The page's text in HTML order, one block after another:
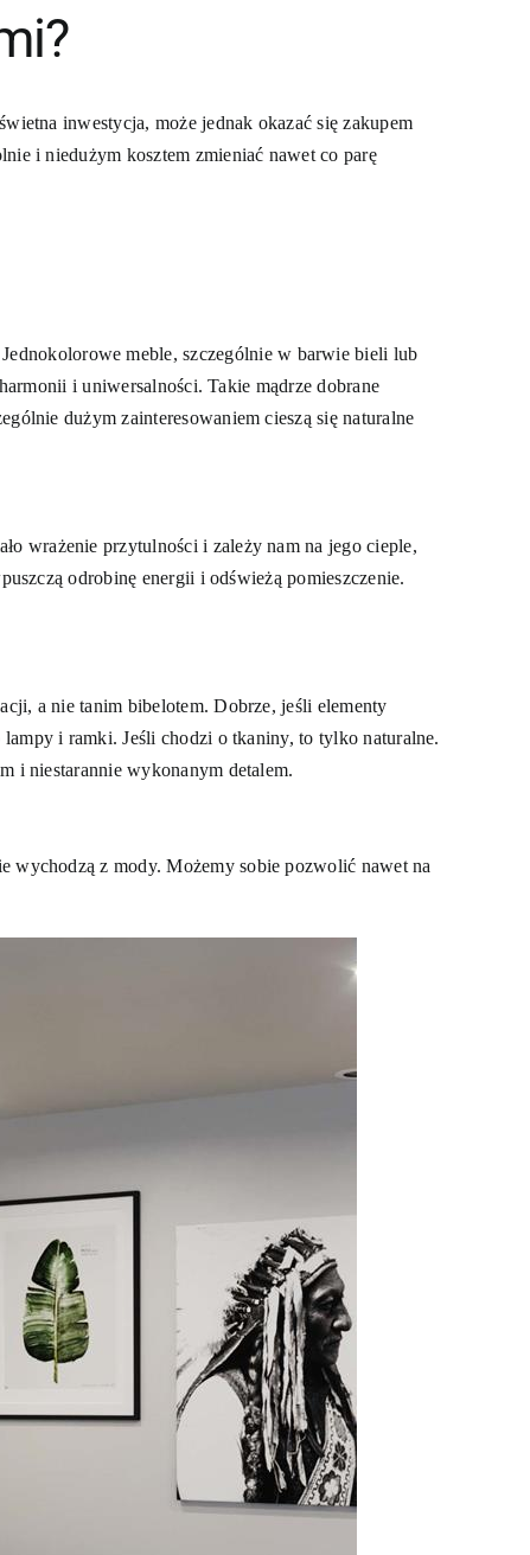
inwestycja, może jednak okazać się zakupem
i niedużym kosztem zmieniać nawet co parę
meble, szczególnie w barwie bieli lub
i uniwersalności. Takie mądrze dobrane
dużym zainteresowaniem cieszą się naturalne
wrażenie przytulności i zależy nam na jego cieple,
odrobinę energii i odświeżą pomieszczenie.
a nie tanim bibelotem. Dobrze, jeśli elementy
i ramki. Jeśli chodzi o tkaniny, to tylko naturalne.
i niestarannie wykonanym detalem.
z mody. Możemy sobie pozwolić nawet na